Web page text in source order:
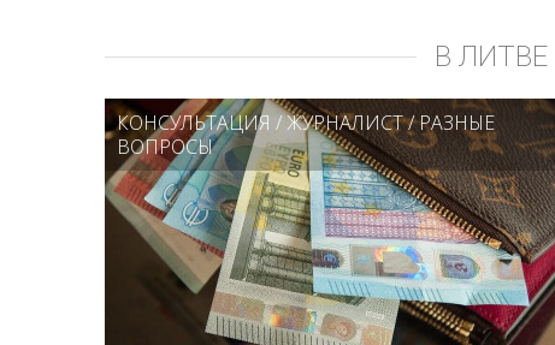
В ЛИТВЕ
КОНСУЛЬТАЦИЯ /ЖУРНАЛИСТ/РАЗНЫЕ
ВОПРОСЫ